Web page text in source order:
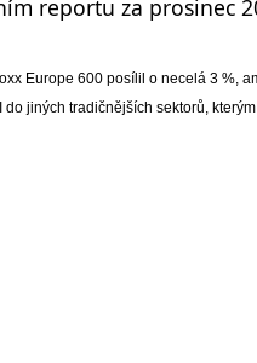
reportu za prosinec
Europe 600 posílil o necelá 3 %,
jiných tradičnějších sektorů,